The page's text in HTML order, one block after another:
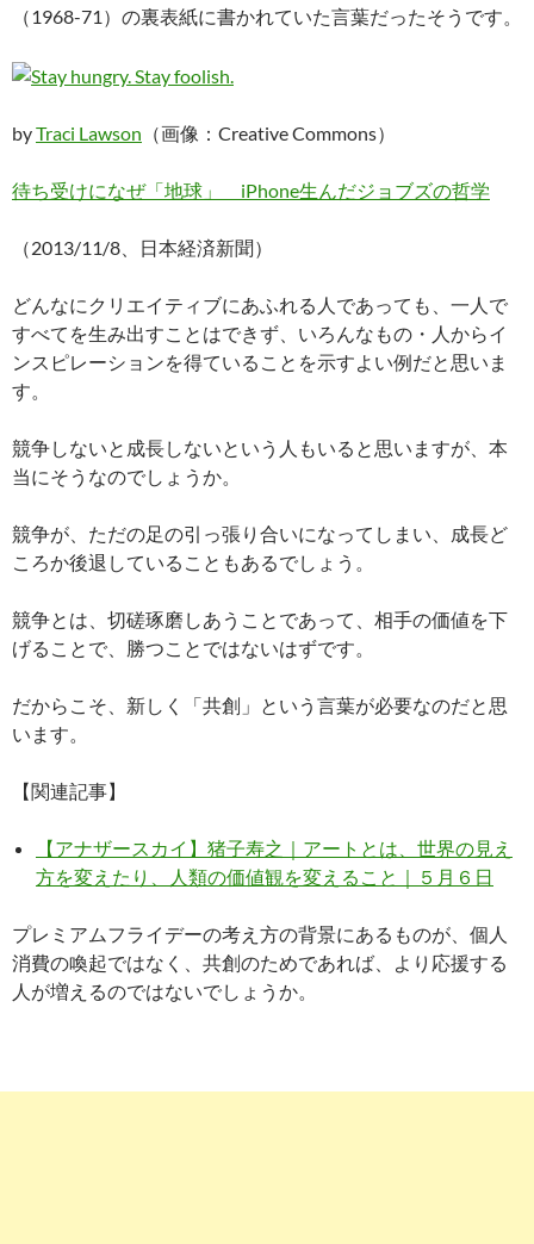
（1968-71）の裏表紙に書かれていた言葉だったそうです。
byTraci Lawson （画像：Creative Commons）
待ち受けになぜ「地球」 iPhone生んだジョブズの哲学
（2013/11/8、日本経済新聞）
どんなにクリエイティブにあふれる人であっても、一人で
すべてを生み出すことはできず、いろんなもの・人からイ
ンスピレーションを得ていることを示すよい例だと思いま
す。
競争しないと成長しないという人もいると思いますが、本
当にそうなのでしょうか。
競争が、ただの足の引っ張り合いになってしまい、成長ど
ころか後退していることもあるでしょう。
競争とは、切磋琢磨しあうことであって、相手の価値を下
げることで、勝つことではないはずです。
だからこそ、新しく「共創」という言葉が必要なのだと思
います。
【関連記事】
【アナザースカイ】猪子寿之｜アートとは、世界の見え
方を変えたり、人類の価値観を変えること｜５月６日
プレミアムフライデーの考え方の背景にあるものが、個人
消費の喚起ではなく、共創のためであれば、より応援する
人が増えるのではないでしょうか。